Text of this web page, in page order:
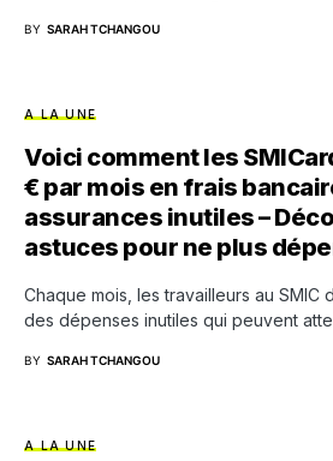
BY SARAH TCHANGOU
A LA UNE
Voici comment les
€ par mois en frais
assurances inutiles –
astuces pour ne plus
Chaque mois, les travailleurs au SMIC
des dépenses inutiles qui peuvent
BY SARAH TCHANGOU
A LA UNE